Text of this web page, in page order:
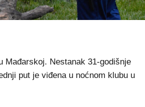
Mađarskoj. Nestanak 31-godišnje
put je viđena u noćnom klubu u